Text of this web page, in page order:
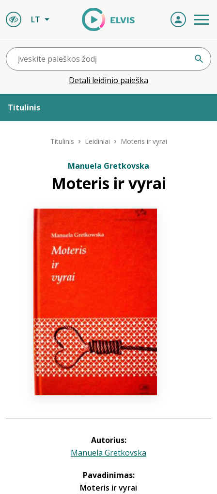
LT
Detali leidinio paieška
Titulinis
ELVIS atvyksta
Naujienos
Bibliotekoms
info@elvislab.lt
Titulinis Leidiniai Moteris ir vyrai
Manuela Gretkovska
Moteris ir vyrai
Autorius:
Manuela Gretkovska
Pavadinimas:
Moteris ir vyrai